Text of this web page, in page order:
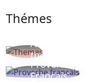
Thémes
Autres
thèmes
Proverbe
Français